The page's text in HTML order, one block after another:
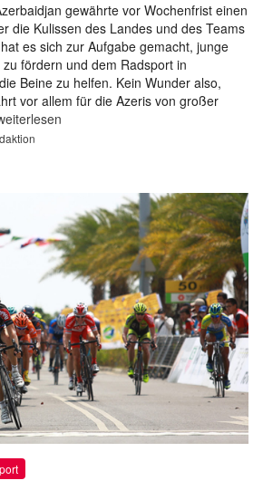
gewährte vor Wochenfrist einen
die Kulissen des Landes und des Teams
es sich zur Aufgabe gemacht, junge
fördern und dem Radsport in
Beine zu helfen. Kein Wunder also,
vor allem für die Azeris von großer